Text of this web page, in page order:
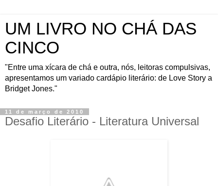
UM LIVRO NO CHÁ DAS
CINCO
"Entre uma xícara de chá e outra, nós, leitoras compulsivas,
apresentamos um variado cardápio literário: de Love Story a
Bridget Jones."
11 de março de 2010
Desafio Literário - Literatura Universal